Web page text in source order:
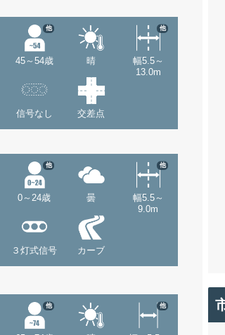
45～54歳
他
晴
幅5.5～
13.0m
他
信号なし 交差点
0～24歳
他
曇
幅5.5～
9.0m
他
３灯式信号 カーブ
他 他